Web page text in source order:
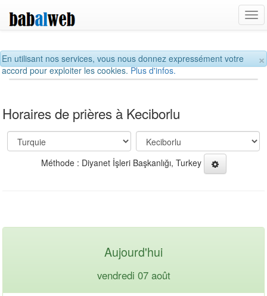
×
En utilisant nos services, vous nous donnez expressément votre
accord pour exploiter les cookies.Plus d'infos.
Horaires de prières à Keciborlu
Méthode : Diyanet İşleri Başkanlığı, Turkey
Aujourd'hui
vendredi 07 août